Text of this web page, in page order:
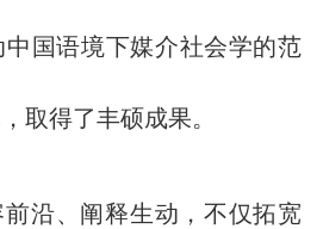
国语境下媒介社会学的范
取得了丰硕成果。
沿、阐释生动，不仅拓宽